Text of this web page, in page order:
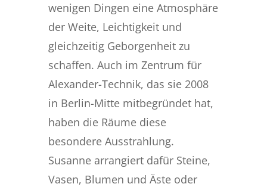
wenigen Dingen eine Atmosphäre
der Weite, Leichtigkeit und
gleichzeitig Geborgenheit zu
schaffen. Auch im Zentrum für
Alexander-Technik, das sie 2008
in Berlin-Mitte mitbegründet hat,
haben die Räume diese
besondere Ausstrahlung.
Susanne arrangiert dafür Steine,
Vasen, Blumen und Äste oder